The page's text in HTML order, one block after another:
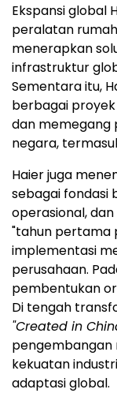
Ekspansi global
peralatan
menerapkan
infrastruktur
Sementara itu,
berbagai proyek
dan memegang
negara,
Haier juga
sebagai fondasi
operasional,
"tahun pertama
implementasi
perusahaan.
pembentukan
Di tengah
"Created in
pengembangan
kekuatan
adaptasi global.